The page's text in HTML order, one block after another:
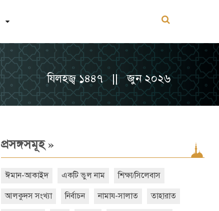
যিলহজ্ব ১৪৪৭ || জুন ২০২৬
প্রসঙ্গসমূহ»
ঈমান-আকাইদ একটি ভুল নাম শিক্ষা/সিলেবাস
আলকুদস সংখ্যা নির্বাচন নামায-সালাত তাহারাত